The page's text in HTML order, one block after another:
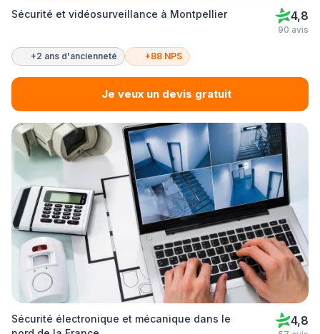
Sécurité et vidéosurveillance à Montpellier 4,8
90 avis
+2 ans d'ancienneté +88 NPS
Je veux un devis gratuit
Sécurité électronique et mécanique dans le
4,8